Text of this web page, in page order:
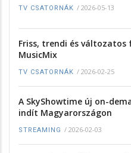
TV CSATORNÁK / 2026-05-13
Friss, trendi és
MusicMix
TV CSATORNÁK / 2026-02-25
A SkyShowtime új on-
indít Magyarországon
STREAMING / 2026-02-03